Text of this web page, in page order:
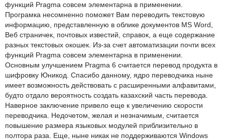
функций Pragma совсем элементарна в применении.
Програмка несомненно поможет Вам переводить текстовую
информацию, представленную в облике документов MS Word,
Веб страничек, почтовых известий, справок, а еще содержание
разных текстовых окошек. Из-за счет автоматизации почти всех
функций Pragma совсем элементарна в применении.
Основным улучшением Pragma 6 считается перевод продукта в
шифровку Юникод. Спасибо данному, ядро переводчика ныне
имеет возможность действовать с расширенными алфавитами,
будто отдало вероятность создать казахский часть перевода.
Наверное заключение привело еще к увеличению скорости
переводчика. Недочетом, желая и незначимым, считается
повышение размера языковых модулей приблизительно в
полтора раза. Еще, ныне никак не поддерживаются Windows